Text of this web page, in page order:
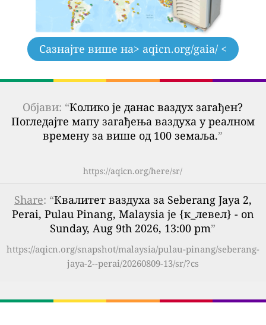
Сазнајте више на> aqicn.org/gaia/ <
Објави: “Колико је данас ваздух загађен?
Погледајте мапу загађења ваздуха у реалном
времену за више од 100 земаља.”
https://aqicn.org/here/sr/
Share: “Квалитет ваздуха за Seberang Jaya 2,
Perai, Pulau Pinang, Malaysia је {к_левел} - on
Sunday, Aug 9th 2026, 13:00 pm”
https://aqicn.org/snapshot/malaysia/pulau-pinang/seberang-
jaya-2--perai/20260809-13/sr/?cs